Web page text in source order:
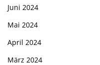
Juni 2024
Mai 2024
April 2024
März 2024